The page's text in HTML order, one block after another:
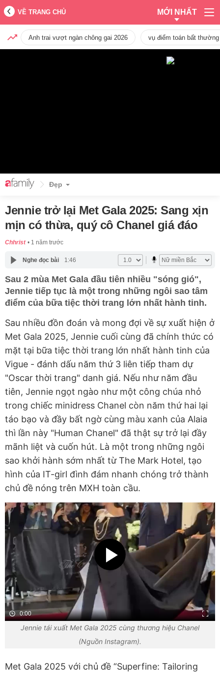
VỀ TRANG CHỦ MỚI NHẤT
Anh trai vượt ngàn chông gai 2026 vụ điểm toán bất
Đẹp
Jennie trở lại Met Gala 2025: Sang xịn
mịn có thừa, quý cô Chanel giá đáo
Chhrist 1 năm trước
Nghe đọc bài 1:46
Sau 2 mùa Met Gala đầu tiên nhiều "sóng gió",
Jennie tiếp tục là một trong những ngôi sao tâm
điểm của bữa tiệc thời trang lớn nhất hành tinh.
Sau nhiều đồn đoán và mong đợi về sự xuất hiện ở
Met Gala 2025, Jennie cuối cùng đã chính thức có
mặt tại bữa tiệc thời trang lớn nhất hành tinh của
Vigue - đánh dấu năm thứ 3 liên tiếp tham dự
"Oscar thời trang" danh giá. Nếu như năm đầu
tiên, Jennie ngọt ngào như một công chúa nhỏ
trong chiếc minidress Chanel còn năm thứ hai lại
táo bạo và đầy bất ngờ cùng màu xanh của Alaia
thì lần này "Human Chanel" đã thật sự trở lại đầy
mãnh liệt và cuốn hút. Là một trong những ngôi
sao khởi hành sớm nhất từ The Mark Hotel, tạo
hình của IT-girl đình đám nhanh chóng trở thành
chủ đề nóng trên MXH toàn cầu.
0:00
Jennie tái xuất Met Gala 2025 cùng thương hiệu Chanel
(Nguồn Instagram).
Met Gala 2025 với chủ đề “Superfine: Tailoring